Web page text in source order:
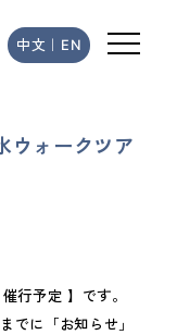
中文 EN
ォークツア
行予定 】です。
でに「お知らせ」